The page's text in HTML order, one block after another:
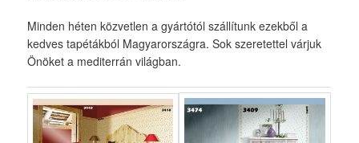
Minden héten közvetlen a gyártótól szállítunk ezekből a
kedves tapétákból Magyarországra. Sok szeretettel várjuk
Önöket a mediterrán világban.